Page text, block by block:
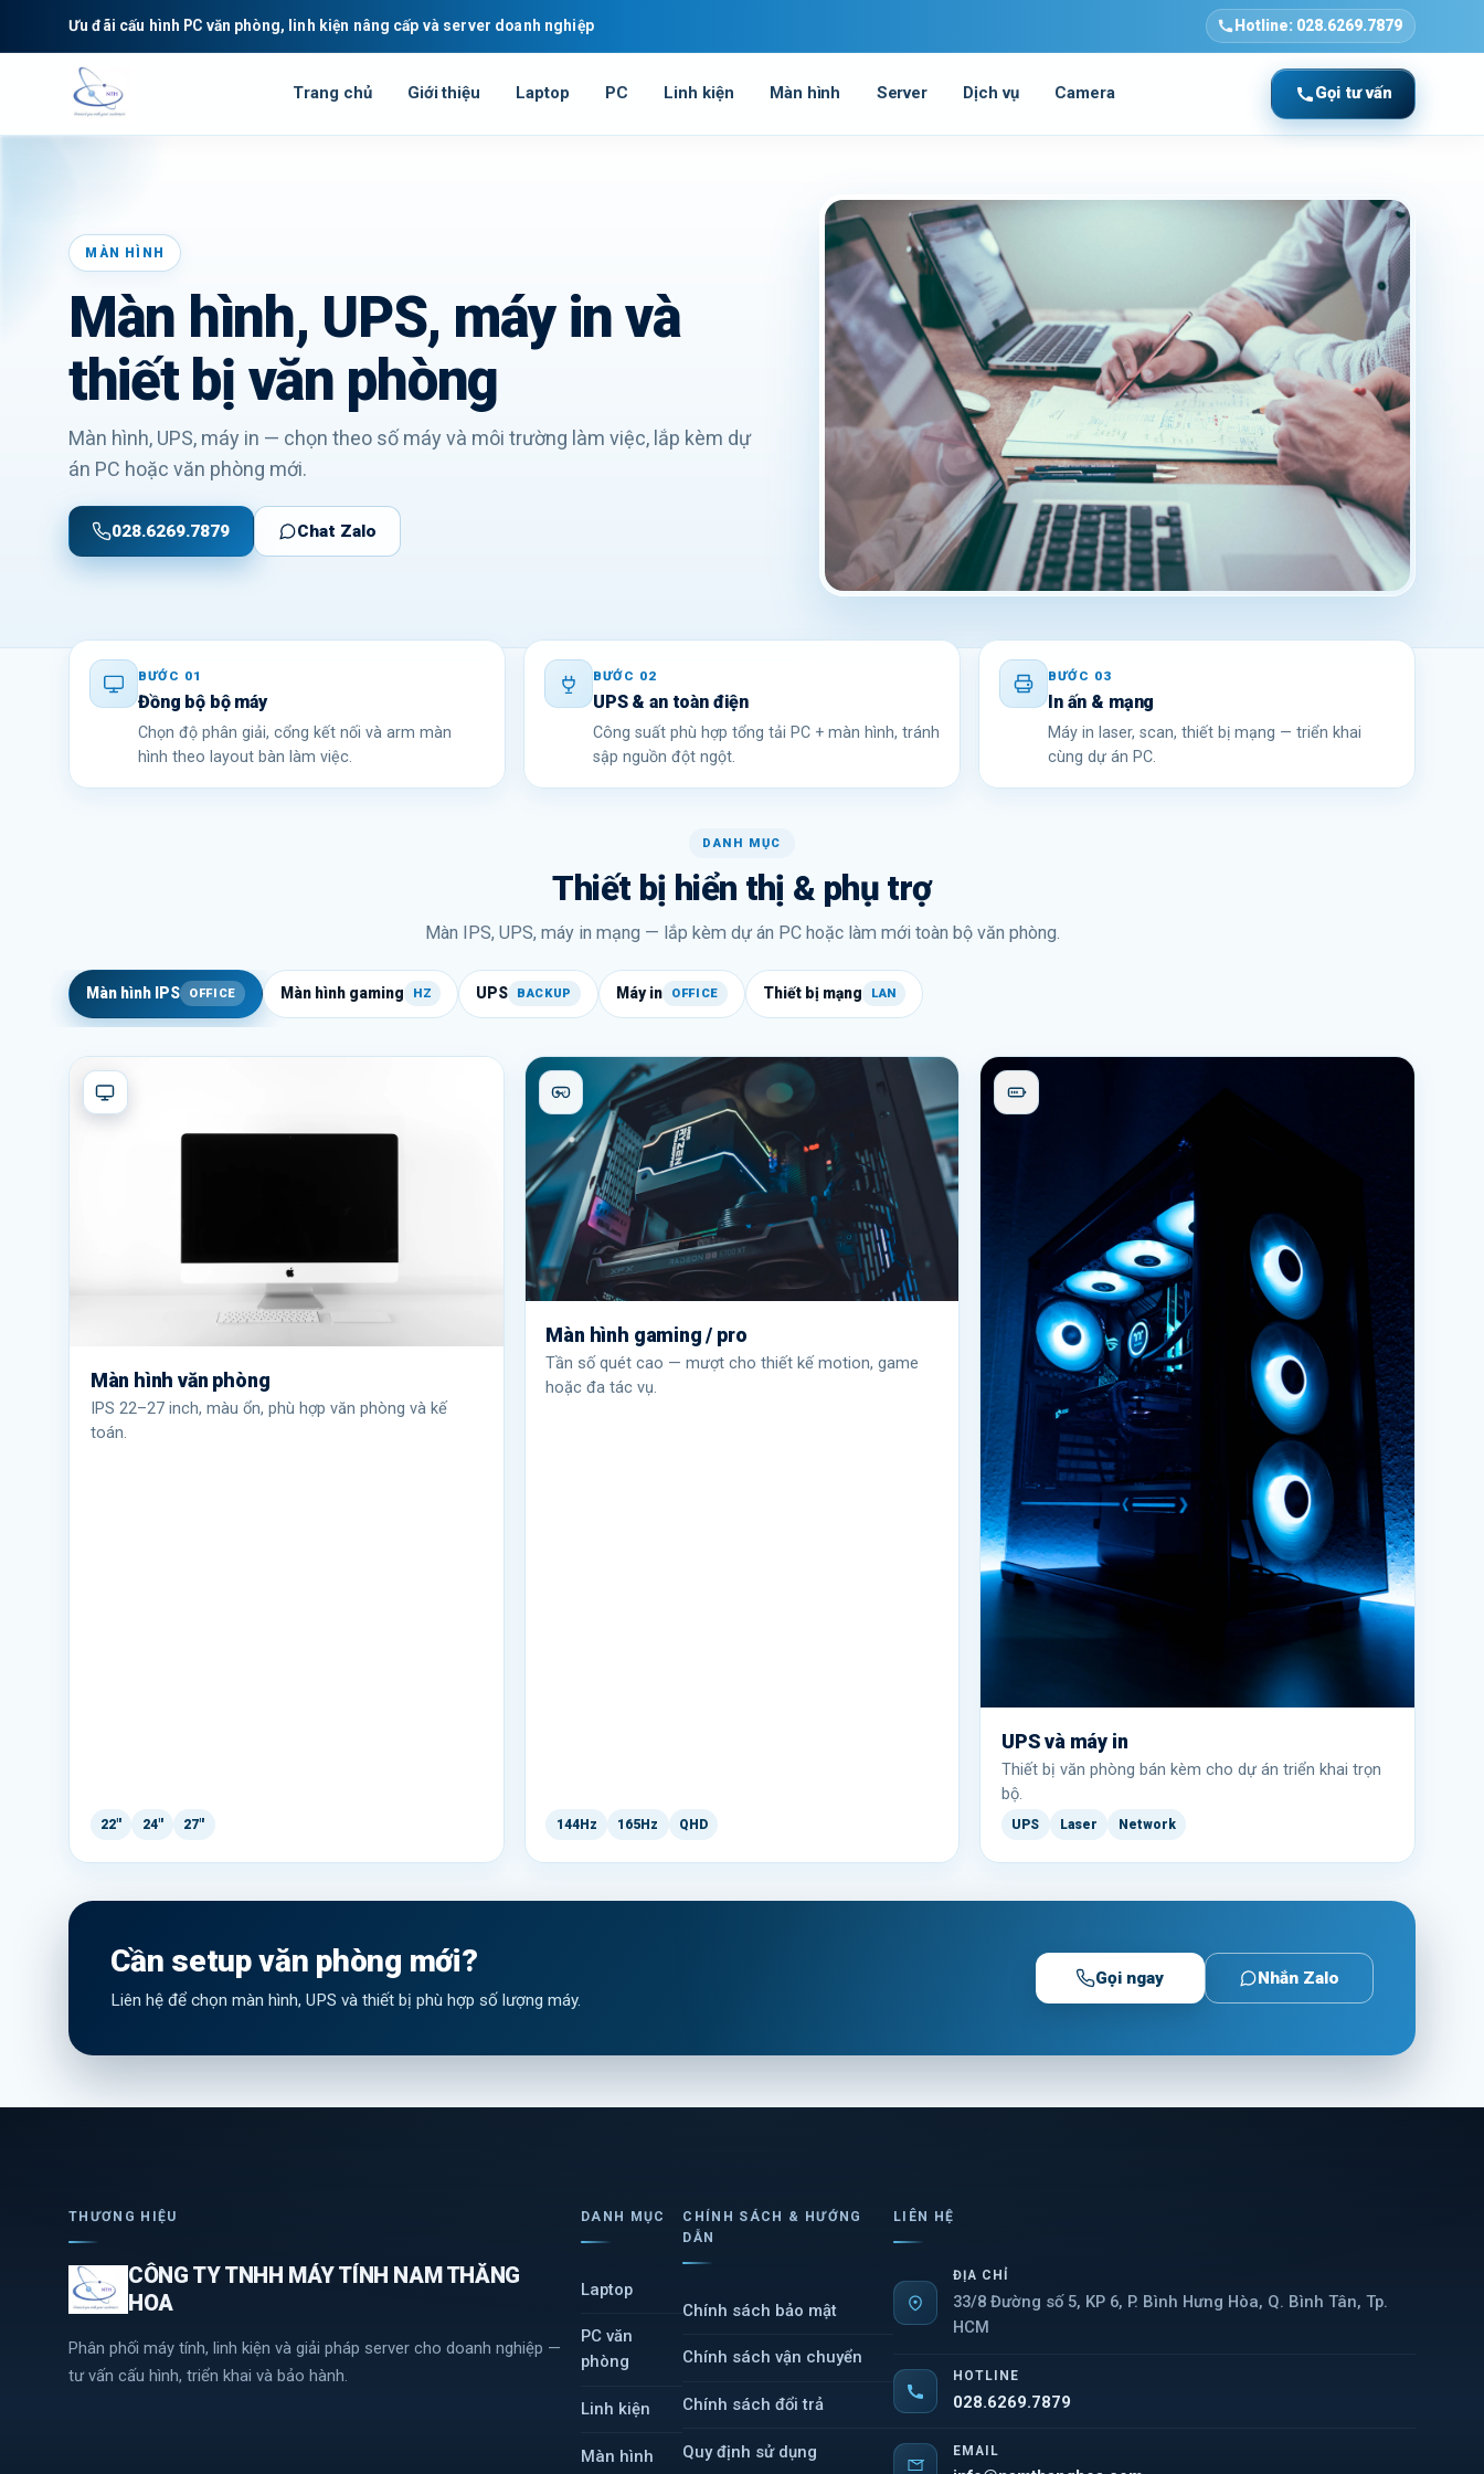
Ưu đãi cấu hình PC văn phòng, linh kiện nâng cấp và server doanh nghiệp Hotline: 028.6269.7879
Trang chủ Giới thiệu Laptop PC Linh kiện Màn hình Server Dịch vụ Camera Gọi tư vấn
MÀN HÌNH
Màn hình, UPS, máy in và
thiết bị văn phòng
Màn hình, UPS, máy in — chọn theo số máy và môi trường làm việc, lắp kèm dự
án PC hoặc văn phòng mới.
028.6269.7879 Chat Zalo
BƯỚC 01
Đồng bộ bộ máy
Chọn độ phân giải, cổng kết nối và arm màn
hình theo layout bàn làm việc.
BƯỚC 02
UPS & an toàn điện
Công suất phù hợp tổng tải PC + màn hình, tránh
sập nguồn đột ngột.
BƯỚC 03
In ấn & mạng
Máy in laser, scan, thiết bị mạng — triển khai
cùng dự án PC.
DANH MỤC
Thiết bị hiển thị & phụ trợ
Màn IPS, UPS, máy in mạng — lắp kèm dự án PC hoặc làm mới toàn bộ văn phòng.
Màn hình IPS OFFICE Màn hình gaming HZ UPS BACKUP Máy in OFFICE Thiết bị mạng LAN
Màn hình văn phòng
IPS 22–27 inch, màu ổn, phù hợp văn phòng và kế
toán.
22" 24" 27"
Màn hình gaming / pro
Tần số quét cao — mượt cho thiết kế motion, game
hoặc đa tác vụ.
144Hz 165Hz QHD
UPS và máy in
Thiết bị văn phòng bán kèm cho dự án triển khai trọn
bộ.
UPS Laser Network
Cần setup văn phòng mới?
Liên hệ để chọn màn hình, UPS và thiết bị phù hợp số lượng máy.
Gọi ngay Nhắn Zalo
THƯƠNG HIỆU
CÔNG TY TNHH MÁY TÍNH NAM THĂNG
HOA
Phân phối máy tính, linh kiện và giải pháp server cho doanh nghiệp —
tư vấn cấu hình, triển khai và bảo hành.
DANH MỤC
Laptop
PC văn
phòng
Linh kiện
Màn hình
CHÍNH SÁCH & HƯỚNG
DẪN
Chính sách bảo mật
Chính sách vận chuyển
Chính sách đổi trả
Quy định sử dụng
LIÊN HỆ
ĐỊA CHỈ
33/8 Đường số 5, KP 6, P. Bình Hưng Hòa, Q. Bình Tân, Tp.
HCM
HOTLINE
028.6269.7879
EMAIL